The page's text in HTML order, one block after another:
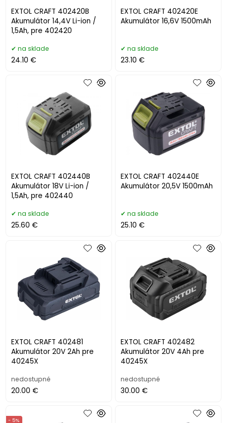
EXTOL CRAFT 402420B
Akumulátor 14,4V Li-ion /
1,5Ah, pre 402420
na sklade
24.10 €
EXTOL CRAFT 402420E
Akumulátor 16,6V 1500mAh
na sklade
23.10 €
EXTOL CRAFT 402440B
Akumulátor 18V Li-ion /
1,5Ah, pre 402440
na sklade
25.60 €
EXTOL CRAFT 402440E
Akumulátor 20,5V 1500mAh
na sklade
25.10 €
EXTOL CRAFT 402481
Akumulátor 20V 2Ah pre
40245X
nedostupné
20.00 €
EXTOL CRAFT 402482
Akumulátor 20V 4Ah pre
40245X
nedostupné
30.00 €
- 5%